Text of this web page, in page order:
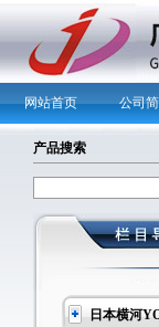
网站首页 公司
产品搜索
日本横河